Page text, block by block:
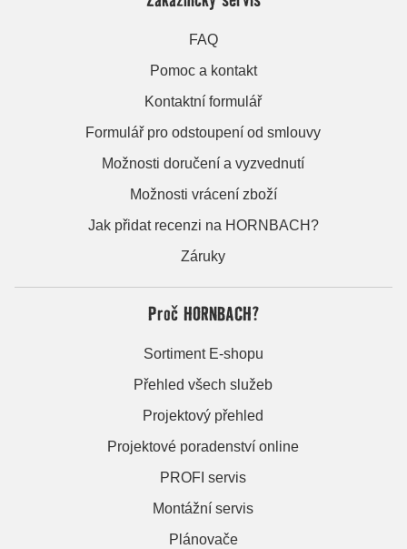
FAQ
Pomoc a kontakt
Kontaktní formulář
Formulář pro odstoupení od smlouvy
Možnosti doručení a vyzvednutí
Možnosti vrácení zboží
Jak přidat recenzi na HORNBACH?
Záruky
Proč HORNBACH?
Sortiment E-shopu
Přehled všech služeb
Projektový přehled
Projektové poradenství online
PROFI servis
Montážní servis
Plánovače